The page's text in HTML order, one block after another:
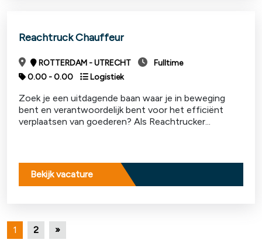
Reachtruck Chauffeur
ROTTERDAM - UTRECHT
Fulltime
0.00 - 0.00
Logistiek
Zoek je een uitdagende baan waar je in beweging
bent en verantwoordelijk bent voor het efficiënt
verplaatsen van goederen? Als Reachtrucker...
Bekijk vacature
1 2 »